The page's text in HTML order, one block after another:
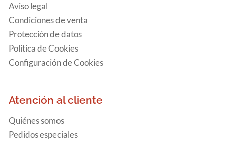
Aviso legal
Condiciones de venta
Protección de datos
Política de Cookies
Configuración de Cookies
Atención al cliente
Quiénes somos
Pedidos especiales